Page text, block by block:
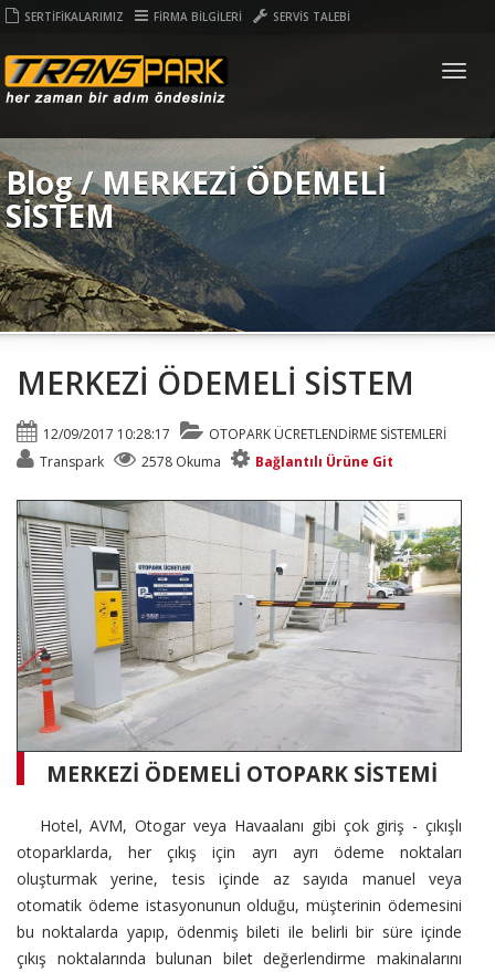
SERTİFİKALARIMIZ FİRMA BİLGİLERİ SERVİS TALEBİ
Blog / MERKEZİ ÖDEMELİ
SİSTEM
MERKEZİ ÖDEMELİ SİSTEM
12/09/2017 10:28:17
OTOPARK ÜCRETLENDİRME SİSTEMLERİ
Transpark
2578 Okuma Bağlantılı Ürüne Git
MERKEZİ ÖDEMELİ OTOPARK SİSTEMİ
Hotel, AVM, Otogar veya Havaalanı gibi çok giriş - çıkışlı
otoparklarda, her çıkış için ayrı ayrı ödeme noktaları
oluşturmak yerine, tesis içinde az sayıda manuel veya
otomatik ödeme istasyonunun olduğu, müşterinin ödemesini
bu noktalarda yapıp, ödenmiş bileti ile belirli bir süre içinde
çıkış noktalarında bulunan bilet değerlendirme makinalarını